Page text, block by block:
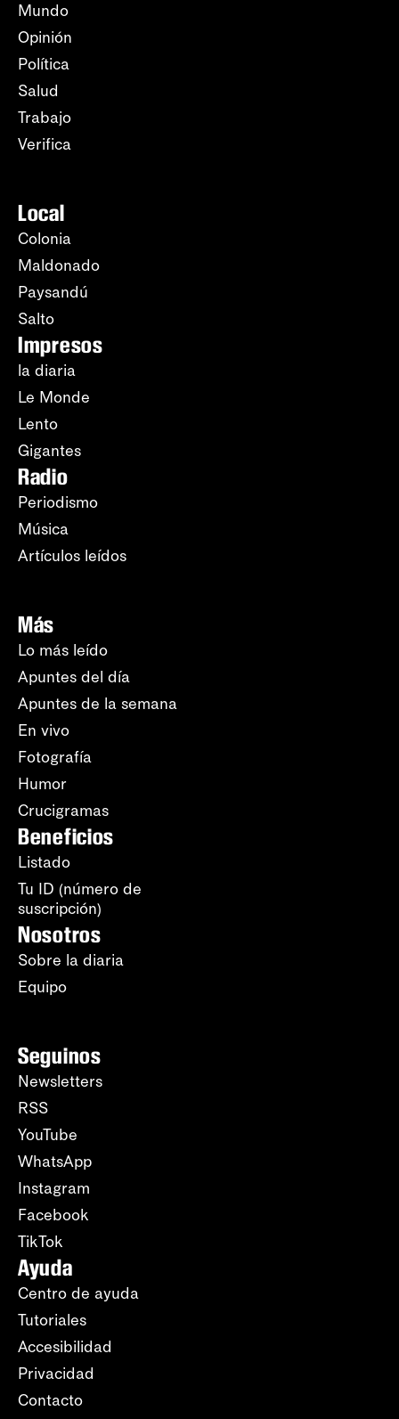
Mundo
Opinión
Política
Salud
Trabajo
Verifica
Local
Colonia
Maldonado
Paysandú
Salto
Impresos
la diaria
Le Monde
Lento
Gigantes
Radio
Periodismo
Música
Artículos leídos
Más
Lo más leído
Apuntes del día
Apuntes de la semana
En vivo
Fotografía
Humor
Crucigramas
Beneficios
Listado
Tu ID (número de
suscripción)
Nosotros
Sobre la diaria
Equipo
Seguinos
Newsletters
RSS
YouTube
WhatsApp
Instagram
Facebook
TikTok
Ayuda
Centro de ayuda
Tutoriales
Accesibilidad
Privacidad
Contacto